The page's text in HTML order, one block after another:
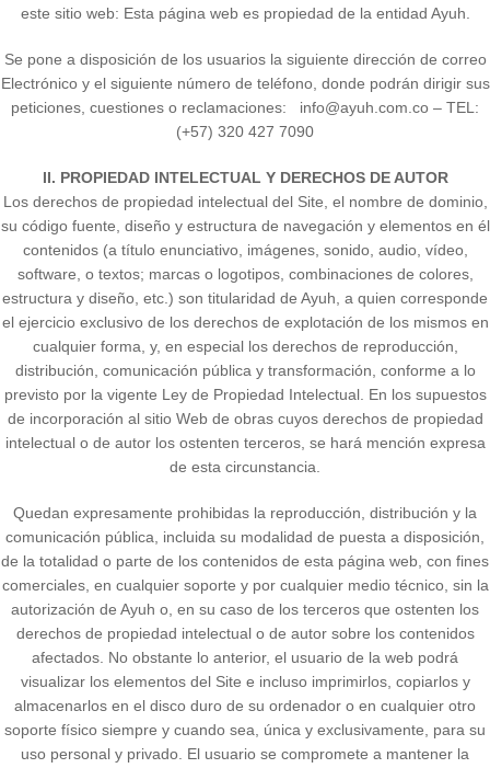
este sitio web: Esta página web es propiedad de la entidad Ayuh.
Se pone a disposición de los usuarios la siguiente dirección de correo
Electrónico y el siguiente número de teléfono, donde podrán dirigir sus
peticiones, cuestiones o reclamaciones: info@ayuh.com.co – TEL:
(+57) 320 427 7090
II. PROPIEDAD INTELECTUAL Y DERECHOS DE AUTOR
Los derechos de propiedad intelectual del Site, el nombre de dominio,
su código fuente, diseño y estructura de navegación y elementos en él
contenidos (a título enunciativo, imágenes, sonido, audio, vídeo,
software, o textos; marcas o logotipos, combinaciones de colores,
estructura y diseño, etc.) son titularidad de Ayuh, a quien corresponde
el ejercicio exclusivo de los derechos de explotación de los mismos en
cualquier forma, y, en especial los derechos de reproducción,
distribución, comunicación pública y transformación, conforme a lo
previsto por la vigente Ley de Propiedad Intelectual. En los supuestos
de incorporación al sitio Web de obras cuyos derechos de propiedad
intelectual o de autor los ostenten terceros, se hará mención expresa
de esta circunstancia.
Quedan expresamente prohibidas la reproducción, distribución y la
comunicación pública, incluida su modalidad de puesta a disposición,
de la totalidad o parte de los contenidos de esta página web, con fines
comerciales, en cualquier soporte y por cualquier medio técnico, sin la
autorización de Ayuh o, en su caso de los terceros que ostenten los
derechos de propiedad intelectual o de autor sobre los contenidos
afectados. No obstante lo anterior, el usuario de la web podrá
visualizar los elementos del Site e incluso imprimirlos, copiarlos y
almacenarlos en el disco duro de su ordenador o en cualquier otro
soporte físico siempre y cuando sea, única y exclusivamente, para su
uso personal y privado. El usuario se compromete a mantener la